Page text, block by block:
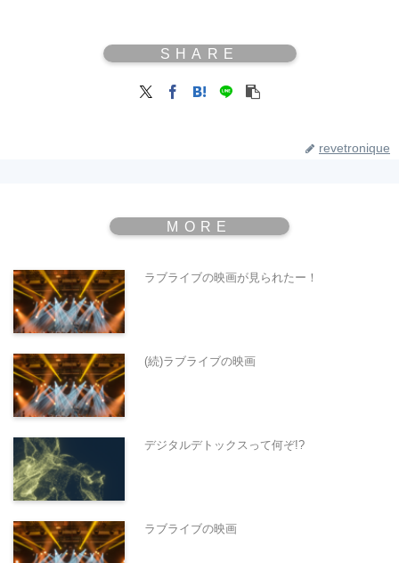
revetronique
ラブライブの映画が見られたー！
(続)ラブライブの映画
デジタルデトックスって何ぞ!?
ラブライブの映画